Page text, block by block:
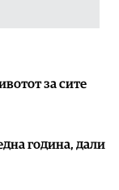
за сите
година, дали